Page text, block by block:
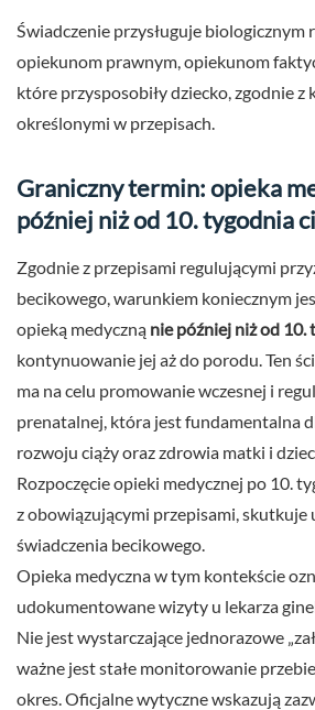
Świadczenie przysługuje biologicznym
opiekunom prawnym, opiekunom
które przysposobiły dziecko, zgodnie z
określonymi w przepisach.
Graniczny termin: opieka
później niż od 10. tygodnia
Zgodnie z przepisami regulującymi
becikowego, warunkiem koniecznym
opieką medyczną nie później niż od 10.
kontynuowanie jej aż do porodu. Ten
ma na celu promowanie wczesnej i
prenatalnej, która jest fundamentalna
rozwoju ciąży oraz zdrowia matki i
Rozpoczęcie opieki medycznej po 10.
z obowiązującymi przepisami, skutkuje
świadczenia becikowego.
Opieka medyczna w tym kontekście
udokumentowane wizyty u lekarza
Nie jest wystarczające jednorazowe
ważne jest stałe monitorowanie
okres. Oficjalne wytyczne wskazują